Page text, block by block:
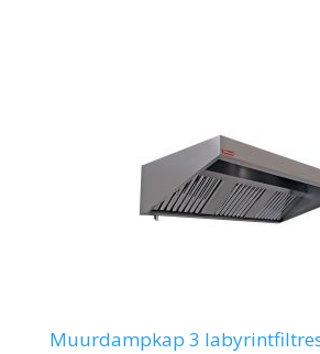
Muurdampkap 3